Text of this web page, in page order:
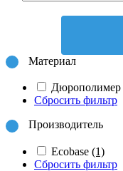
Материал
Дюрополимер
Сбросить фильтр
Производитель
Ecobase (1)
Сбросить фильтр